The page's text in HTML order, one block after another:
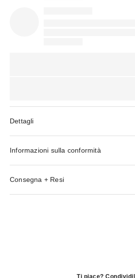
Dettagli
Informazioni sulla conformità
Consegna + Resi
Ti piace?